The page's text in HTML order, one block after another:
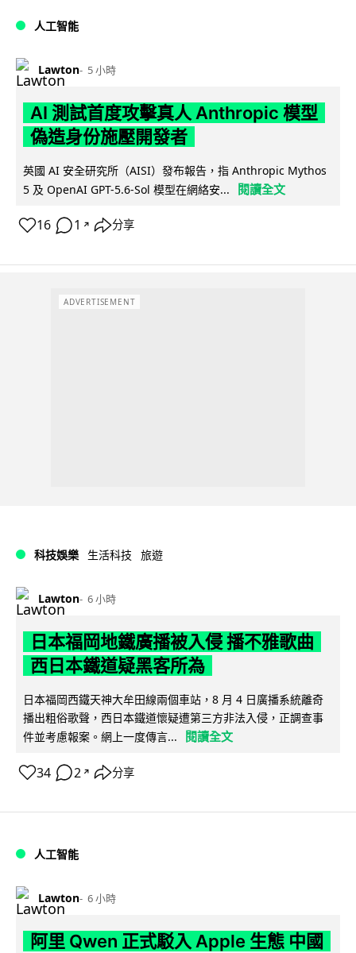
人工智能
Lawton 5 小時
AI 測試首度攻擊真人 Anthropic 模型
偽造身份施壓開發者
英國 AI 安全研究所（AISI）發布報告，指 Anthropic Mythos
5 及 OpenAI GPT-5.6-Sol 模型在網絡安...
閱讀全文
16 1 ↗ 分享
ADVERTISEMENT
科技娛樂 生活科技 旅遊
Lawton 6 小時
日本福岡地鐵廣播被入侵 播不雅歌曲
西日本鐵道疑黑客所為
日本福岡西鐵天神大牟田線兩個車站，8 月 4 日廣播系統離奇
播出粗俗歌聲，西日本鐵道懷疑遭第三方非法入侵，正調查事
件並考慮報案。網上一度傳言...
閱讀全文
34 2 ↗ 分享
人工智能
Lawton 6 小時
阿里 Qwen 正式駁入 Apple 生態 中國